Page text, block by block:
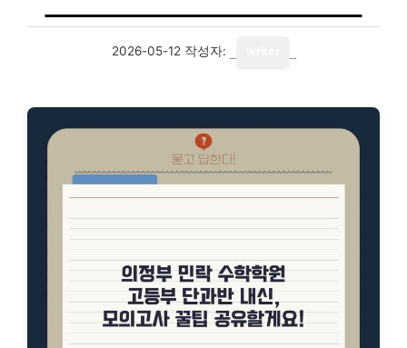
2026-05-12 작성자: